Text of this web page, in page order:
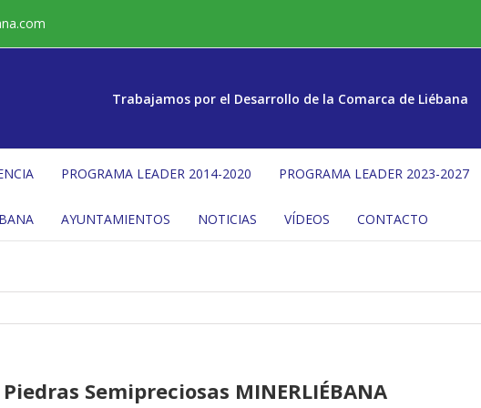
Trabajamos por el Desarrollo de la Comarca de Liébana
PROGRAMA LEADER 2014-2020 PROGRAMA LEADER 2023-2027
AYUNTAMIENTOS NOTICIAS VÍDEOS CONTACTO
Semipreciosas MINERLIÉBANA